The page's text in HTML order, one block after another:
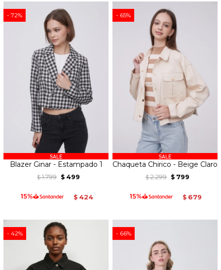
72
Blazer Ginar - Estampado 1
$ 1.799 $ 499
$ 424
65
Chaqueta Chirico - Beige Claro
$ 2.299 $ 799
$ 679
42 66